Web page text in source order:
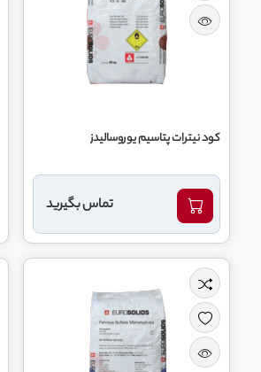
کود نیترات پتاسیم يوروساليدز
تماس بگیرید